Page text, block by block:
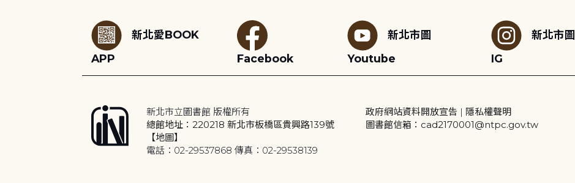
新北愛BOOK
APP
Facebook
新北市圖
Youtube
新北市圖
IG
新北市立圖書館 版權所有
總館地址：220218 新北市板橋區貴興路139號
【地圖】
電話：02-29537868 傳真：02-29538139
政府網站資料開放宣告 | 隱私權聲明
圖書館信箱：cad2170001@ntpc.gov.tw